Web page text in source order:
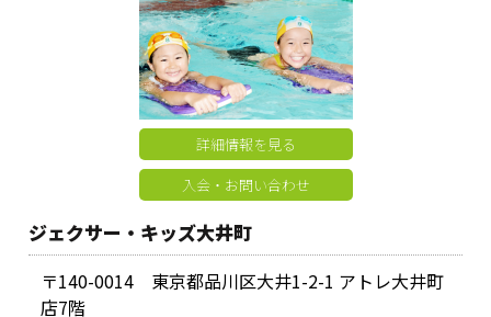
詳細情報を見る
入会・お問い合わせ
ジェクサー・キッズ大井町
〒140-0014 東京都品川区大井1-2-1 アトレ大井町
店7階